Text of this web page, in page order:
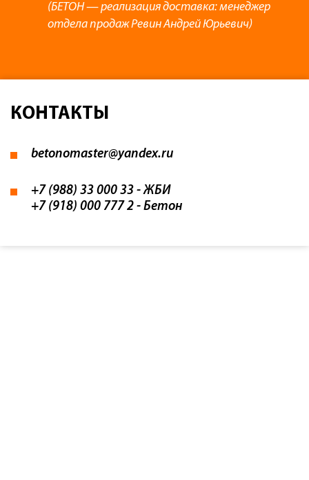
(БЕТОН — реализация доставка: менеджер
отдела продаж Ревин Андрей Юрьевич)
КОНТАКТЫ
betonomaster@yandex.ru
+7 (988) 33 000 33 - ЖБИ
+7 (918) 000 777 2 - Бетон